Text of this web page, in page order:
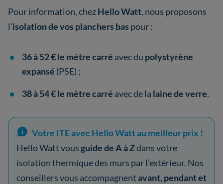
Pour information, chezHello Watt, nous proposons
l'isolation de vos planchers bas pour :
36 à 52 € le mètre carré avec du polystyrène
expansé (PSE) ;
38 à 54 € le mètre carré avec de la laine de verre.
Votre ITE avec Hello Watt au meilleur prix !
Hello Watt vousguide de A à Zdans votre
isolation thermique des murs par l’extérieur. Nos
conseillers vous accompagnentavant, pendant et